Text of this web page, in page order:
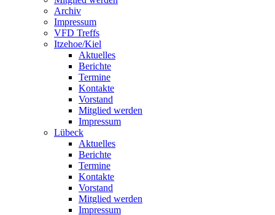
Archiv
Impressum
VFD Treffs
Itzehoe/Kiel
Aktuelles
Berichte
Termine
Kontakte
Vorstand
Mitglied werden
Impressum
Lübeck
Aktuelles
Berichte
Termine
Kontakte
Vorstand
Mitglied werden
Impressum